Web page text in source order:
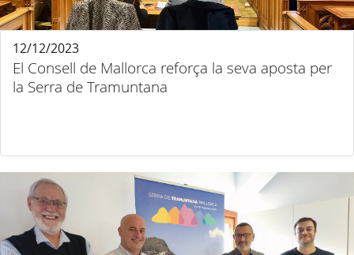
El Consell de Mallorca reforça la seva aposta per
la Serra de Tramuntana
12/12/2023